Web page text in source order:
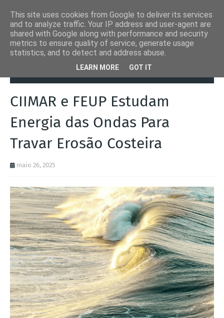
Estudo
CIIMAR e FEUP Estudam Energia das Ondas
CIIMAR e FEUP Estudam
Energia das Ondas Para
Travar Erosão Costeira
maio 26, 2025
This site uses cookies from Google to deliver its services
and to analyze traffic. Your IP address and user-agent are
shared with Google along with performance and security
metrics to ensure quality of service, generate usage
statistics, and to detect and address abuse.
LEARN MORE GOT IT